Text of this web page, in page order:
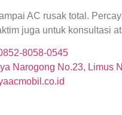
AC rusak total.
juga untuk konsultasi
8058-0545
Narogong No.23, Limus